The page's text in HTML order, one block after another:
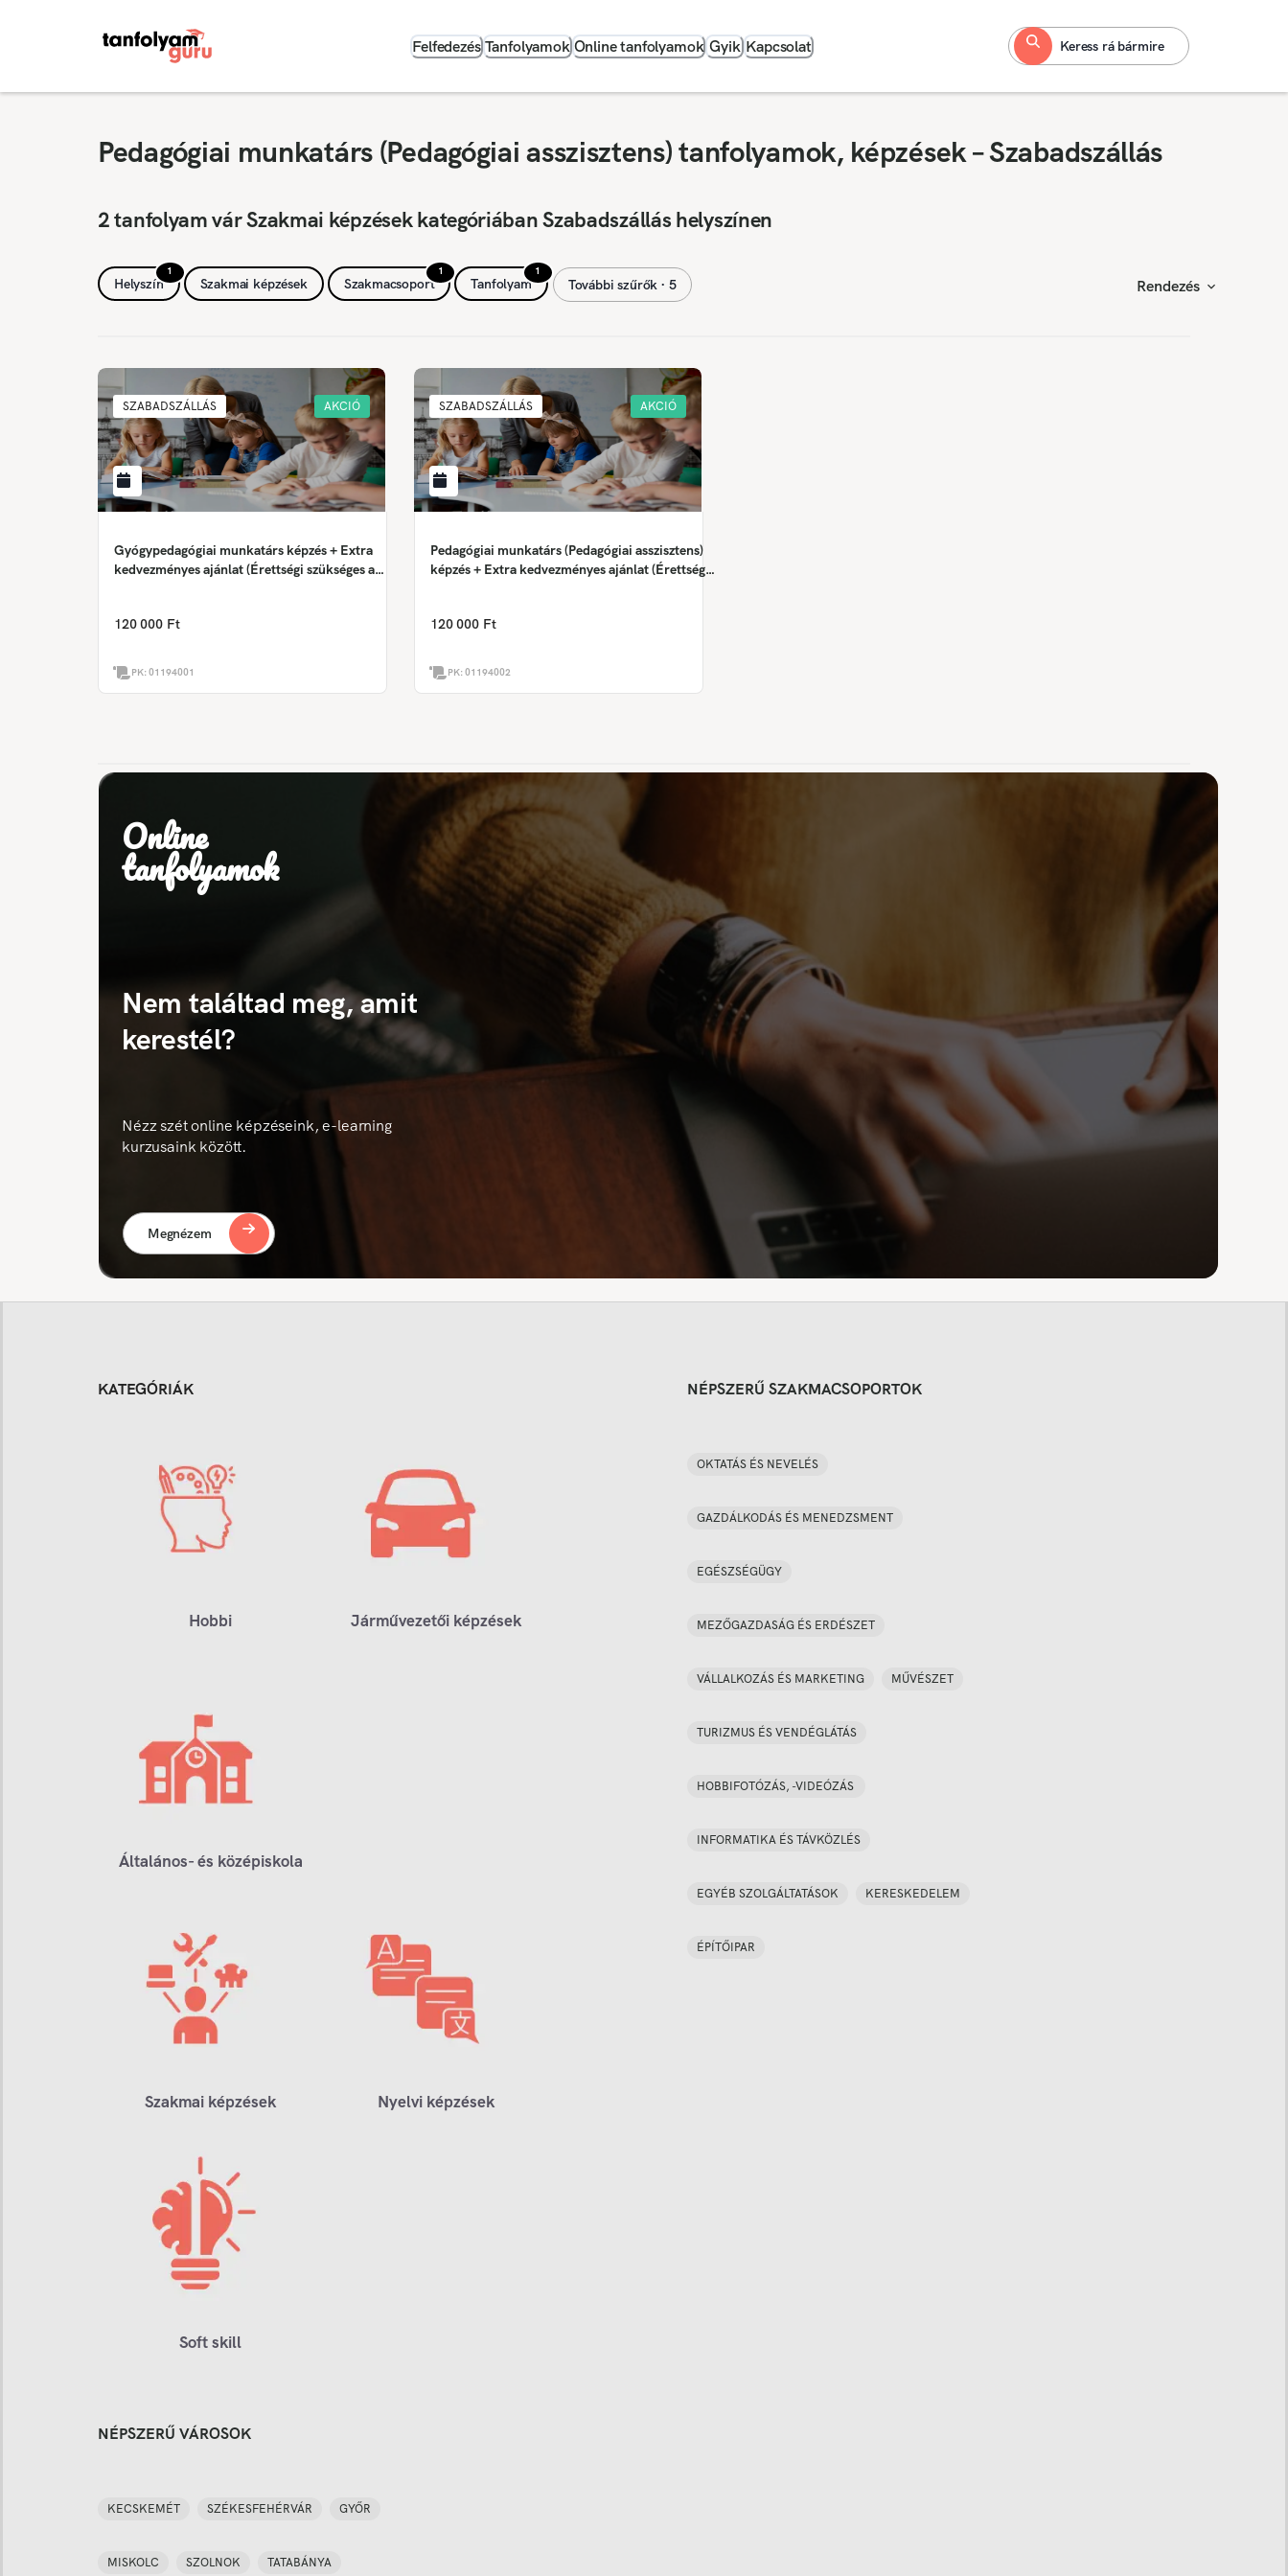
Felfedezés Tanfolyamok Online tanfolyamok Gyik Kapcsolat Keress rá bármire
Pedagógiai munkatárs (Pedagógiai asszisztens) tanfolyamok, képzések – Szabadszállás
2 tanfolyam vár Szakmai képzések kategóriában Szabadszállás helyszínen
1
Helyszín Szakmai képzések
1
Szakmacsoport
1
Tanfolyam További szűrők ∙ 5 Rendezés
SZABADSZÁLLÁS AKCIÓ
Gyógypedagógiai munkatárs képzés + Extra
kedvezményes ajánlat (Érettségi szükséges a
120 000 Ft
PK:01194001
SZABADSZÁLLÁS AKCIÓ
Pedagógiai munkatárs (Pedagógiai asszisztens)
képzés + Extra kedvezményes ajánlat (Érettségi
120 000 Ft
PK:01194002
Online
tanfolyamok
Nem találtad meg, amit
kerestél?
Nézz szét online képzéseink, e-learning
kurzusaink között.
Megnézem
KATEGÓRIÁK
Hobbi Járművezetői képzések
Általános- és középiskola
Szakmai képzések Nyelvi képzések
Soft skill
NÉPSZERŰ SZAKMACSOPORTOK
OKTATÁS ÉS NEVELÉS
GAZDÁLKODÁS ÉS MENEDZSMENT
EGÉSZSÉGÜGY
MEZŐGAZDASÁG ÉS ERDÉSZET
VÁLLALKOZÁS ÉS MARKETING MŰVÉSZET
TURIZMUS ÉS VENDÉGLÁTÁS
HOBBIFOTÓZÁS, -VIDEÓZÁS
INFORMATIKA ÉS TÁVKÖZLÉS
EGYÉB SZOLGÁLTATÁSOK KERESKEDELEM
ÉPÍTŐIPAR
NÉPSZERŰ VÁROSOK
KECSKEMÉT SZÉKESFEHÉRVÁR GYŐR
MISKOLC SZOLNOK TATABÁNYA